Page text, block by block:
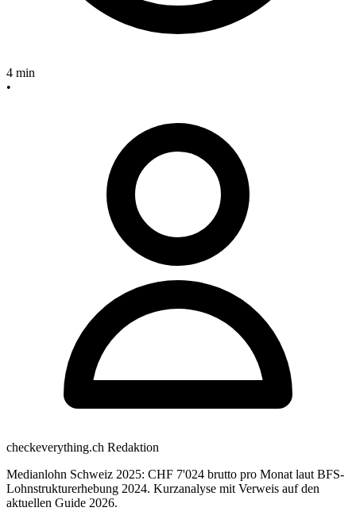
4 min
•
checkeverything.ch Redaktion
Medianlohn Schweiz 2025: CHF 7'024 brutto pro Monat laut BFS-
Lohnstrukturerhebung 2024. Kurzanalyse mit Verweis auf den
aktuellen Guide 2026.